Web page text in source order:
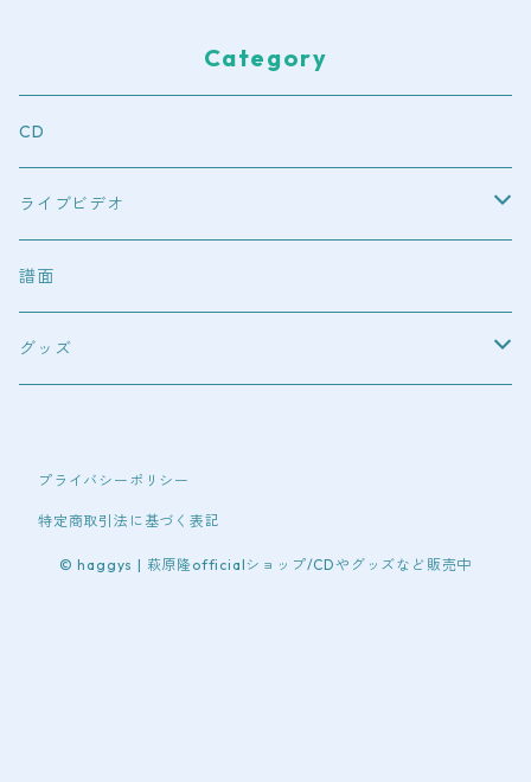
Category
CD
ライブビデオ
blu-ray
DVD
譜面
グッズ
Tシャツ（半袖）
Tシャツ（長袖）
プライバシーポリシー
特定商取引法に基づく表記
© haggys | 萩原隆officialショップ/CDやグッズなど販売中